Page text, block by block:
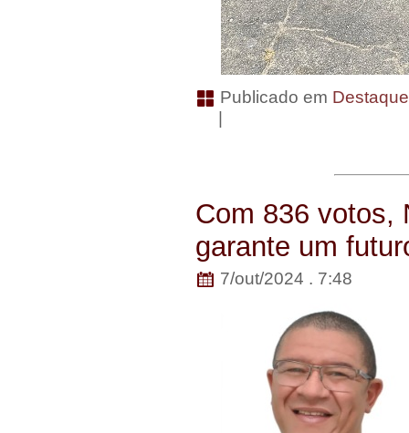
Publicado em
Com 836 votos,
garante um
7/out/2024 . 7:48